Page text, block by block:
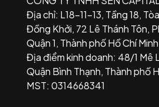
Địa chỉ: L18-11-13, Tầng 18,
Đồng Khởi, 72 Lê Thánh Tôn,
Quận 1, Thành phố Hồ Chí
Địa điểm kinh doanh: 48/1 Mê
Quận Bình Thạnh, Thành phố
MST: 0314668341